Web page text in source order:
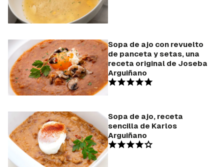
Sopa de ajo con revuelto
de panceta y setas, una
receta original de Joseba
Arguiñano
Sopa de ajo, receta
sencilla de Karlos
Arguiñano